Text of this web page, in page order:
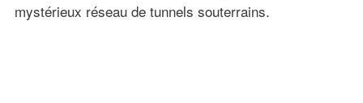
mystérieux réseau de tunnels souterrains.